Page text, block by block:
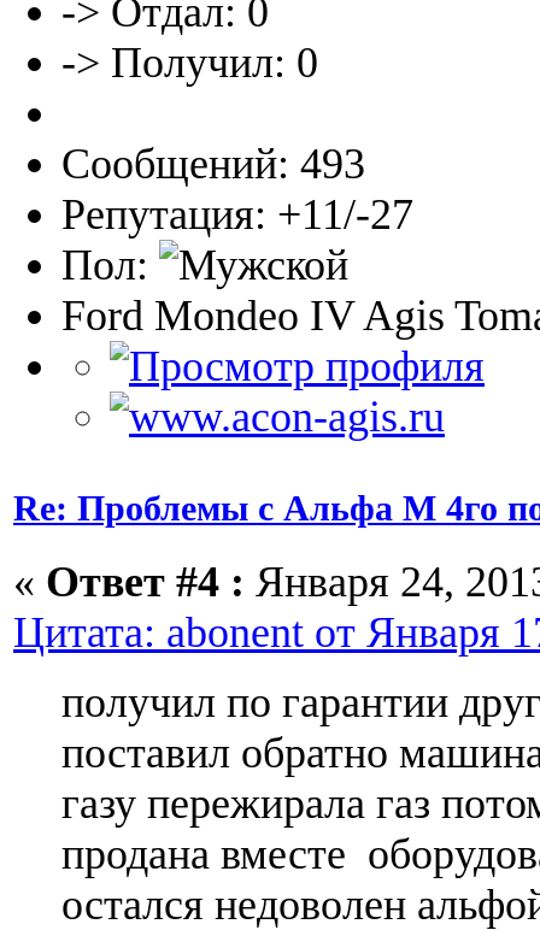
-> Отдал: 0
-> Получил: 0
Сообщений: 493
Репутация: +11/-27
Пол:
Ford Mondeo IV Agis
Re: Проблемы с Альфа М 4го
« Ответ #4 : Января 24,
Цитата: abonent от Января
получил по гарантии
поставил обратно
газу пережирала газ
продана вместе
остался недоволен